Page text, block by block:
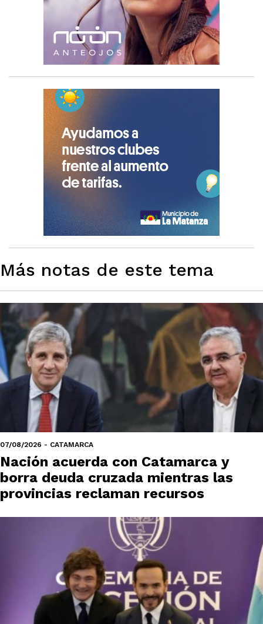
Más notas de este tema
07/08/2026 - CATAMARCA
Nación acuerda con Catamarca y
borra deuda cruzada mientras las
provincias reclaman recursos